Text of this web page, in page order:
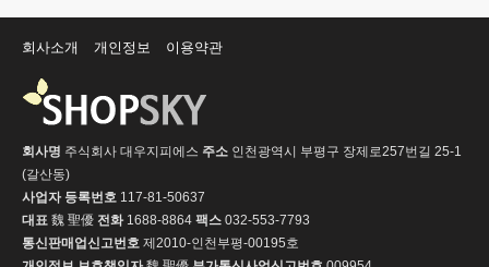
회사소개 개인정보 이용약관
회사명 주식회사 대우지피에스 주소 인천광역시 부평구 장제로257번길 25-1
(갈산동)
사업자 등록번호 117-81-50637
대표 魏 聖優 전화1688-8864 팩스 032-553-7793
통신판매업신고번호 제2010-인천부평-00195호